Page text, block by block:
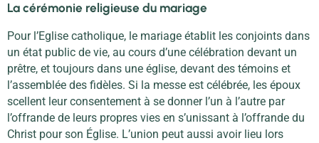
La cérémonie religieuse du mariage
Pour l’Eglise catholique, le mariage établit les conjoints dans
un état public de vie, au cours d’une célébration devant un
prêtre, et toujours dans une église, devant des témoins et
l’assemblée des fidèles. Si la messe est célébrée, les époux
scellent leur consentement à se donner l’un à l’autre par
l’offrande de leurs propres vies en s’unissant à l’offrande du
Christ pour son Église. L’union peut aussi avoir lieu lors